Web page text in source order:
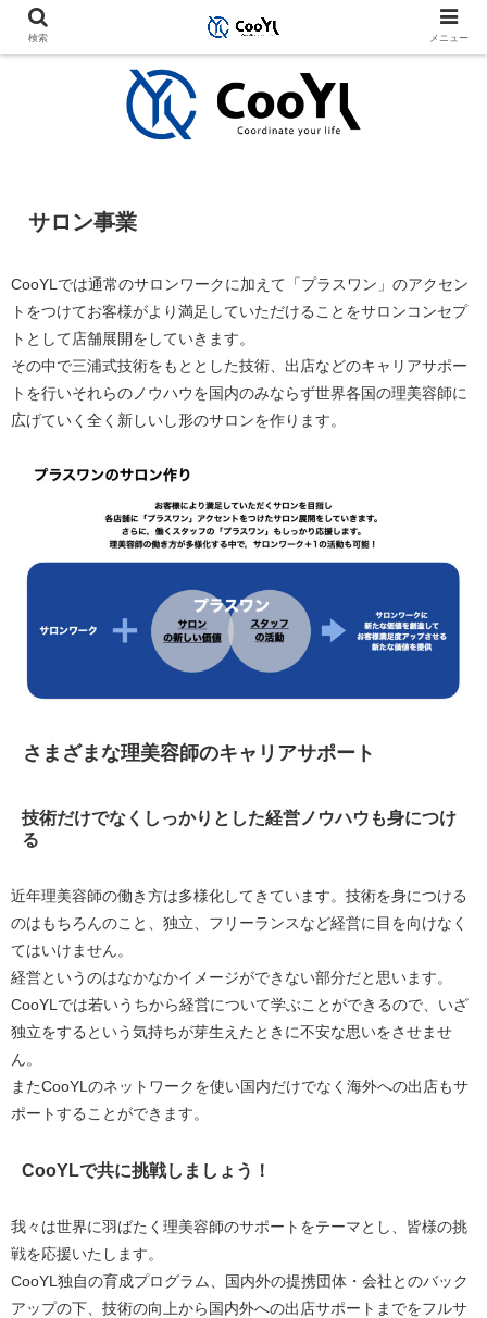
サロン事業
CooYLでは通常のサロンワークに加えて「プラスワン」のアクセン
トをつけてお客様がより満足していただけることをサロンコンセプ
トとして店舗展開をしていきます。
その中で三浦式技術をもととした技術、出店などのキャリアサポー
トを行いそれらのノウハウを国内のみならず世界各国の理美容師に
広げていく全く新しいし形のサロンを作ります。
さまざまな理美容師のキャリアサポート
技術だけでなくしっかりとした経営ノウハウも身につけ
る
近年理美容師の働き方は多様化してきています。技術を身につける
のはもちろんのこと、独立、フリーランスなど経営に目を向けなく
てはいけません。
経営というのはなかなかイメージができない部分だと思います。
CooYLでは若いうちから経営について学ぶことができるので、いざ
独立をするという気持ちが芽生えたときに不安な思いをさせませ
ん。
またCooYLのネットワークを使い国内だけでなく海外への出店もサ
ポートすることができます。
CooYLで共に挑戦しましょう！
我々は世界に羽ばたく理美容師のサポートをテーマとし、皆様の挑
戦を応援いたします。
CooYL独自の育成プログラム、国内外の提携団体・会社とのバック
アップの下、技術の向上から国内外への出店サポートまでをフルサ
検索 メニュー